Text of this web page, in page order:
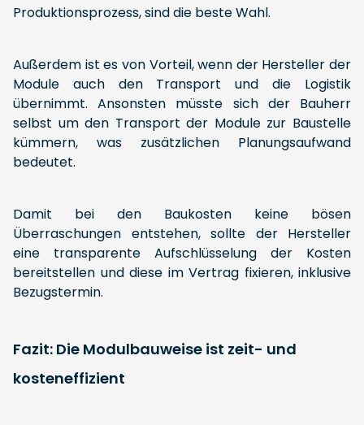
Produktionsprozess, sind die beste Wahl.
Außerdem ist es von Vorteil, wenn der Hersteller der
Module auch den Transport und die Logistik
übernimmt. Ansonsten müsste sich der Bauherr
selbst um den Transport der Module zur Baustelle
kümmern, was zusätzlichen Planungsaufwand
bedeutet.
Damit bei den Baukosten keine bösen
Überraschungen entstehen, sollte der Hersteller
eine transparente Aufschlüsselung der Kosten
bereitstellen und diese im Vertrag fixieren, inklusive
Bezugstermin.
Fazit: Die Modulbauweise ist zeit- und
kosteneffizient